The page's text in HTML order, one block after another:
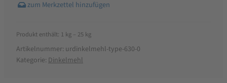
Produkt enthält: 1 kg – 25 kg
Artikelnummer: urdinkelmehl-type-630-0
Kategorie: Dinkelmehl